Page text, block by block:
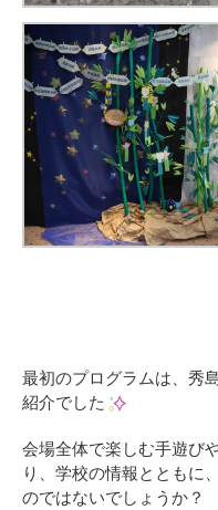
最初のプログラムは、秀
紹介でした
会場全体で楽しむ手遊び
り、学校の情報とともに
のではないでしょうか？